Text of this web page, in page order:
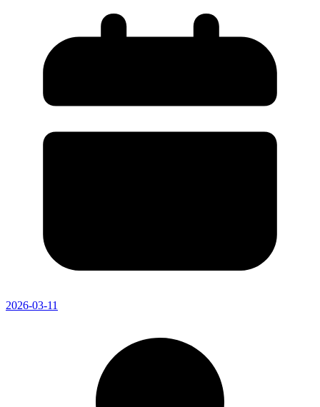
2026-03-11